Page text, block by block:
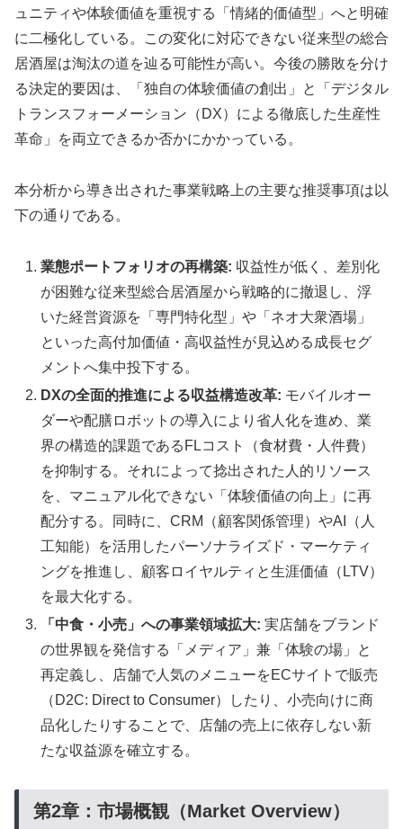
ュニティや体験価値を重視する「情緒的価値型」へと明確
に二極化している。この変化に対応できない従来型の総合
居酒屋は淘汰の道を辿る可能性が高い。今後の勝敗を分け
る決定的要因は、「独自の体験価値の創出」と「デジタル
トランスフォーメーション（DX）による徹底した生産性
革命」を両立できるか否かにかかっている。
本分析から導き出された事業戦略上の主要な推奨事項は以
下の通りである。
業態ポートフォリオの再構築: 収益性が低く、差別化
が困難な従来型総合居酒屋から戦略的に撤退し、浮
いた経営資源を「専門特化型」や「ネオ大衆酒場」
といった高付加価値・高収益性が見込める成長セグ
メントへ集中投下する。
DXの全面的推進による収益構造改革: モバイルオー
ダーや配膳ロボットの導入により省人化を進め、業
界の構造的課題であるFLコスト（食材費・人件費）
を抑制する。それによって捻出された人的リソース
を、マニュアル化できない「体験価値の向上」に再
配分する。同時に、CRM（顧客関係管理）やAI（人
工知能）を活用したパーソナライズド・マーケティ
ングを推進し、顧客ロイヤルティと生涯価値（LTV）
を最大化する。
「中食・小売」への事業領域拡大: 実店舗をブランド
の世界観を発信する「メディア」兼「体験の場」と
再定義し、店舗で人気のメニューをECサイトで販売
（D2C: Direct to Consumer）したり、小売向けに商
品化したりすることで、店舗の売上に依存しない新
たな収益源を確立する。
第2章：市場概観（Market Overview）